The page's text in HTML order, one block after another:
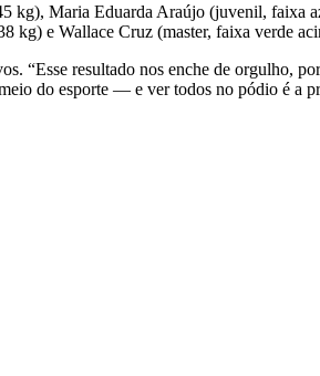
kg), Maria Eduarda Araújo (juvenil,
e Wallace Cruz (master, faixa verde
“Esse resultado nos enche de orgulho,
do esporte — e ver todos no pódio é a